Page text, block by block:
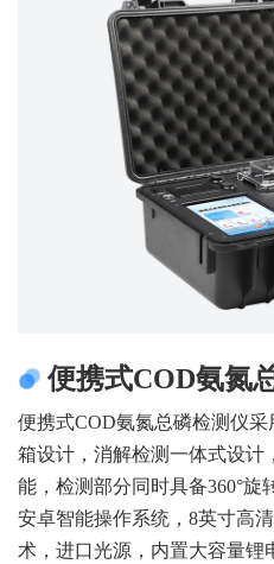
便携式COD氨氮
便携式COD氨氮总磷检测仪
箱设计，消解检测一体式设计
能，检测部分同时具备360°旋
安卓智能操作系统，8英寸高
术，进口光源，内置大容量锂